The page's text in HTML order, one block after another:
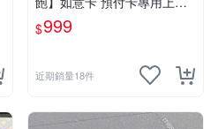
補充卡/儲值卡IDEAL999⚡Mi
ssCall儲值卡專賣
$999
近期銷量18件